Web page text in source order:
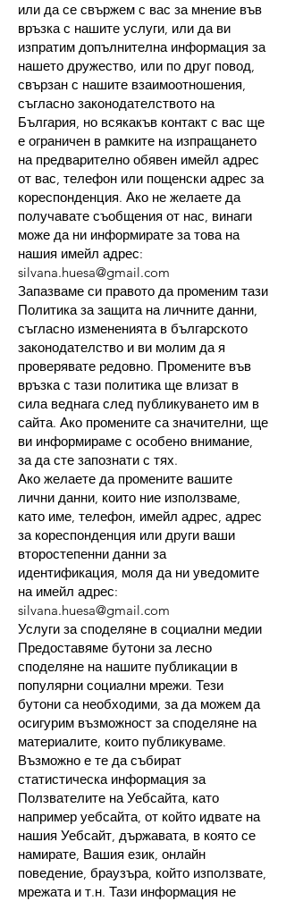
или да се свържем с вас за мнение във
връзка с нашите услуги, или да ви
изпратим допълнителна информация за
нашето дружество, или по друг повод,
свързан с нашите взаимоотношения,
съгласно законодателството на
България, но всякакъв контакт с вас ще
е ограничен в рамките на изпращането
на предварително обявен имейл адрес
от вас, телефон или пощенски адрес за
кореспонденция. Ако не желаете да
получавате съобщения от нас, винаги
може да ни информирате за това на
нашия имейл адрес:
silvana.huesa@gmail.com
Запазваме си правото да променим тази
Политика за защита на личните данни,
съгласно измененията в българското
законодателство и ви молим да я
проверявате редовно. Промените във
връзка с тази политика ще влизат в
сила веднага след публикуването им в
сайта. Ако промените са значителни, ще
ви информираме с особено внимание,
за да сте запознати с тях.
Ако желаете да промените вашите
лични данни, които ние използваме,
като име, телефон, имейл адрес, адрес
за кореспонденция или други ваши
второстепенни данни за
идентификация, моля да ни уведомите
на имейл адрес:
silvana.huesa@gmail.com
​Услуги за споделяне в социални медии
Предоставяме бутони за лесно
споделяне на нашите публикации в
популярни социални мрежи. Тези
бутони са необходими, за да можем да
осигурим възможност за споделяне на
материалите, които публикуваме.
Възможно е те да събират
статистическа информация за
Ползвателите на Уебсайта, като
например уебсайта, от който идвате на
нашия Уебсайт, държавата, в която се
намирате, Вашия език, онлайн
поведение, браузъра, който използвате,
мрежата и т.н. Тази информация не